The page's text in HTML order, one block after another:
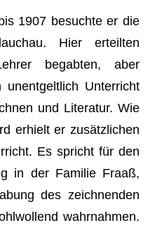
1907 besuchte er die
Hier erteilten
begabten, aber
unentgeltlich Unterricht
und Literatur. Wie
erhielt er zusätzlichen
Es spricht für den
in der Familie Fraaß,
des zeichnenden
wahrnahmen.